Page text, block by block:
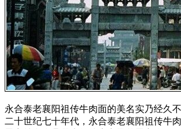
永合泰老襄阳祖传牛肉面的美名实乃经久
二十世纪七十年代，永合泰老襄阳祖传牛